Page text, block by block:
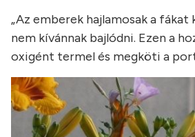
„Az emberek hajlamosak a
nem kívánnak bajlódni. Ezen a
oxigént termel és megköti a